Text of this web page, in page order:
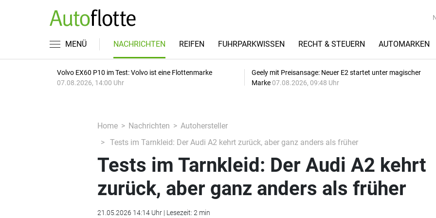
MENÜ NACHRICHTEN REIFEN FUHRPARKWISSEN RECHT & STEUERN AUTOMARKEN
Volvo EX60 P10 im Test: Volvo ist eine Flottenmarke
07.08.2026, 14:00 Uhr
Geely mit Preisansage: Neuer E2 startet unter magischer
Marke 07.08.2026, 09:48 Uhr
Home Nachrichten
Autohersteller
Tests im Tarnkleid: Der Audi A2 kehrt zurück, aber ganz anders als früher
Tests im Tarnkleid: Der Audi A2 kehrt
zurück, aber ganz anders als früher
21.05.2026 14:14 Uhr | Lesezeit: 2 min